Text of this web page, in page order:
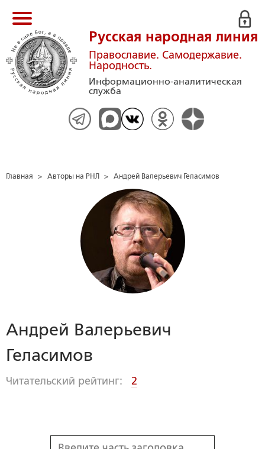
Русская народная линия
Православие. Самодержавие.
Народность.
Информационно-аналитическая
служба
Главная > Авторы на РНЛ > Андрей Валерьевич Геласимов
Андрей Валерьевич
Геласимов
Читательский рейтинг: 2